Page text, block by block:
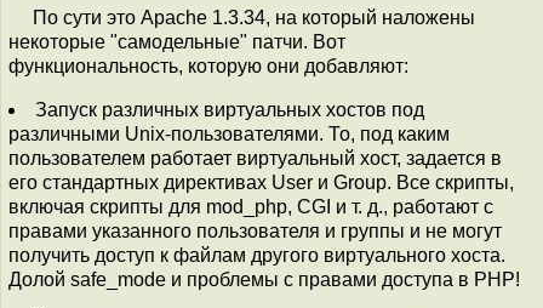
По сути это Apache 1.3.34, на который наложены
некоторые "самодельные" патчи. Вот
функциональность, которую они добавляют:
Запуск различных виртуальных хостов под
различными Unix-пользователями. То, под каким
пользователем работает виртуальный хост, задается в
его стандартных директивах User и Group. Все скрипты,
включая скрипты для mod_php, CGI и т. д., работают с
правами указанного пользователя и группы и не могут
получить доступ к файлам другого виртуального хоста.
Долой safe_mode и проблемы с правами доступа в PHP!